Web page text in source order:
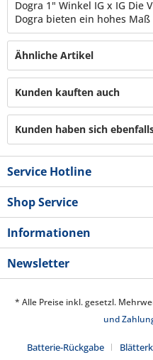
Dogra 1" Winkel IG x IG Die
Dogra bieten ein hohes Maß
Ähnliche Artikel
Kunden kauften auch
Kunden haben sich
Service Hotline
Shop Service
Informationen
Newsletter
* Alle Preise inkl. gesetzl.
und
Batterie-Rückgabe